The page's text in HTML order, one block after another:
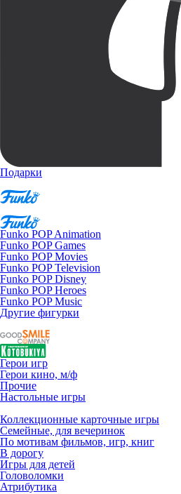
Подарки
Funko POP Animation
Funko POP Games
Funko POP Movies
Funko POP Television
Funko POP Disney
Funko POP Heroes
Funko POP Music
Другие фигурки
Герои игр
Герои кино, м/ф
Прочие
Настольные игры
Коллекционные карточные игры
Семейные, для вечеринок
По мотивам фильмов, игр, книг
В дорогу
Игры для детей
Головоломки
Атрибутика